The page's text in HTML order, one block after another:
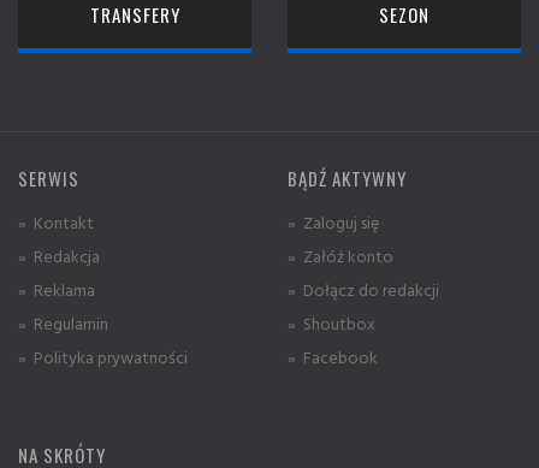
TRANSFERY SEZON
SERWIS
» Kontakt
» Redakcja
» Reklama
» Regulamin
» Polityka prywatności
BĄDŹ AKTYWNY
» Zaloguj się
» Załóż konto
» Dołącz do redakcji
» Shoutbox
» Facebook
NA SKRÓTY